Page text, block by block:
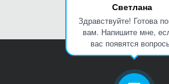
Светлана
Здравствуйте! Готова
вам. Напишите мне,
вас появятся